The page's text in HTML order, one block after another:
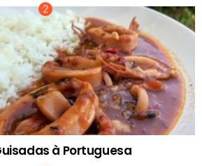
à Portuguesa